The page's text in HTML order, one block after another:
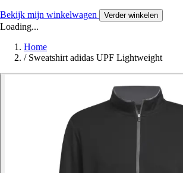
Bekijk mijn winkelwagen Verder winkelen
Loading...
Home
/ Sweatshirt adidas UPF Lightweight